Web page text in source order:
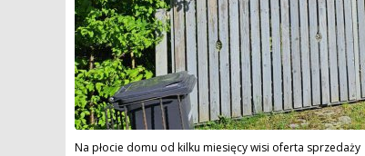
Na płocie domu od kilku miesięcy wisi oferta sprzedaży